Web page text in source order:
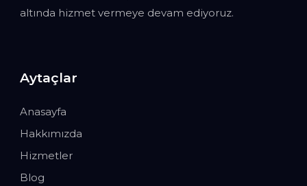
altında hizmet vermeye devam ediyoruz.
Aytaçlar
Anasayfa
Hakkımızda
Hizmetler
Blog